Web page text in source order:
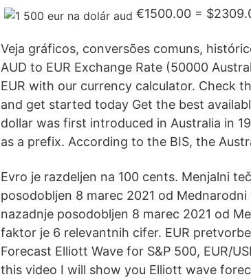
€1500.00 =
Veja gráficos, conversões comuns,
AUD to EUR Exchange Rate (50000
EUR with our currency calculator. Check
and get started today Get the best
dollar was first introduced in Australia in
as a prefix. According to the BIS, the
Evro je razdeljen na 100 cents. Menjalni
posodobljen 8 marec 2021 od
nazadnje posodobljen 8 marec 2021 od
faktor je 6 relevantnih cifer. EUR
Forecast Elliott Wave for S&P 500, EUR/
this video I will show you Elliott wave